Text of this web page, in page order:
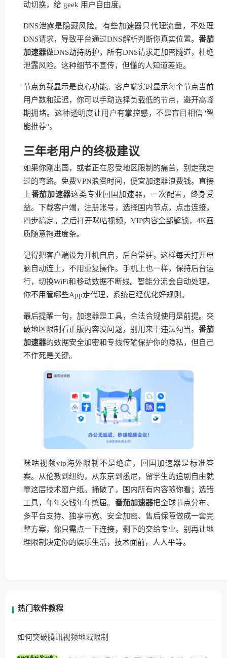
动切换，给 geek 用户自由度。
DNS泄露是隐藏风险。有些加速器只代理流量，不处理
DNS请求，导致平台通过DNS解析判断你真实位置。 番茄
加速器做DNS劫持防护，所有DNS请求走加密隧道，杜绝
泄露风险。这种细节不宣传，但懂的人知道差距。
节点负载显示是良心功能。客户端实时显示每个节点当前
用户数和延迟，你可以手动选择负载低的节点，避开高峰
期拥堵。这种透明度让用户有掌控感，不是盲目相信"智
能推荐"。
三年老用户的终极建议
如果你刚出国，或者正在忍受地区限制的痛苦，别走我走
过的弯路。免费VPN浪费时间，便宜加速器浪费钱。直接
上番茄加速器这类专业回国加速器，一次配置，终身受
益。下载客户端，注册账号，选择国内节点，点击连接，
四步搞定。之后打开咪咕视频，VIP内容全部解锁，4K画
质随意拖进度条。
记得把客户端设为开机自启，后台常驻，这样每天打开电
脑自动连上，不用重复操作。手机上也一样，保持后台运
行，切换WiFi和移动数据不断线。智能分流会自动处理，
你不用管哪些App走代理，系统已经优化好规则。
最后提醒一句，加速器是工具，合法合规使用是前提。突
破地区限制看正版内容没问题，别用来干违法勾当。 番茄
加速器的数据安全加密和专线传输保护你的隐私，但自己
不作死是关键。
咪咕视频vip海外限制不是绝症，回国加速器是标准答
案。从伦敦到纽约，从东京到悉尼，留学生的追剧自由就
靠这层技术窗户纸。捅破了，国内所有内容随你看；选错
工具，年年交钱年年憋屈。 番茄加速器把全球节点分布、
多平台支持、独享带宽、安全加密、售后保障做成一套完
整方案，你只需点一下连接，剩下的交给专业。别再让地
理限制决定你的娱乐生活，技术面前，人人平等。
热门软件教程
如何突破腾讯视频地域限制